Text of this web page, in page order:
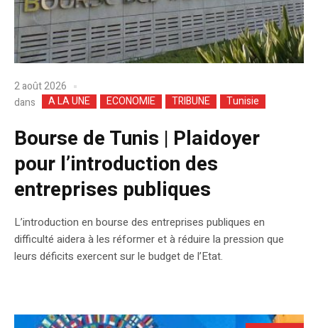
2 août 2026
dans
A LA UNE ECONOMIE TRIBUNE Tunisie
Bourse de Tunis | Plaidoyer
pour l’introduction des
entreprises publiques
L’introduction en bourse des entreprises publiques en
difficulté aidera à les réformer et à réduire la pression que
leurs déficits exercent sur le budget de l’Etat.